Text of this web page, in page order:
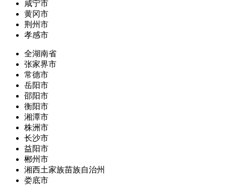
咸宁市
黄冈市
荆州市
孝感市
全湖南省
张家界市
常德市
岳阳市
邵阳市
衡阳市
湘潭市
株洲市
长沙市
益阳市
郴州市
湘西土家族苗族自治州
娄底市